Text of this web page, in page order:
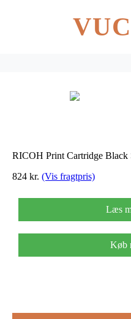
RICOH Print Cartridge Black
824 kr. (Vis fragtpris)
Læs
Køb